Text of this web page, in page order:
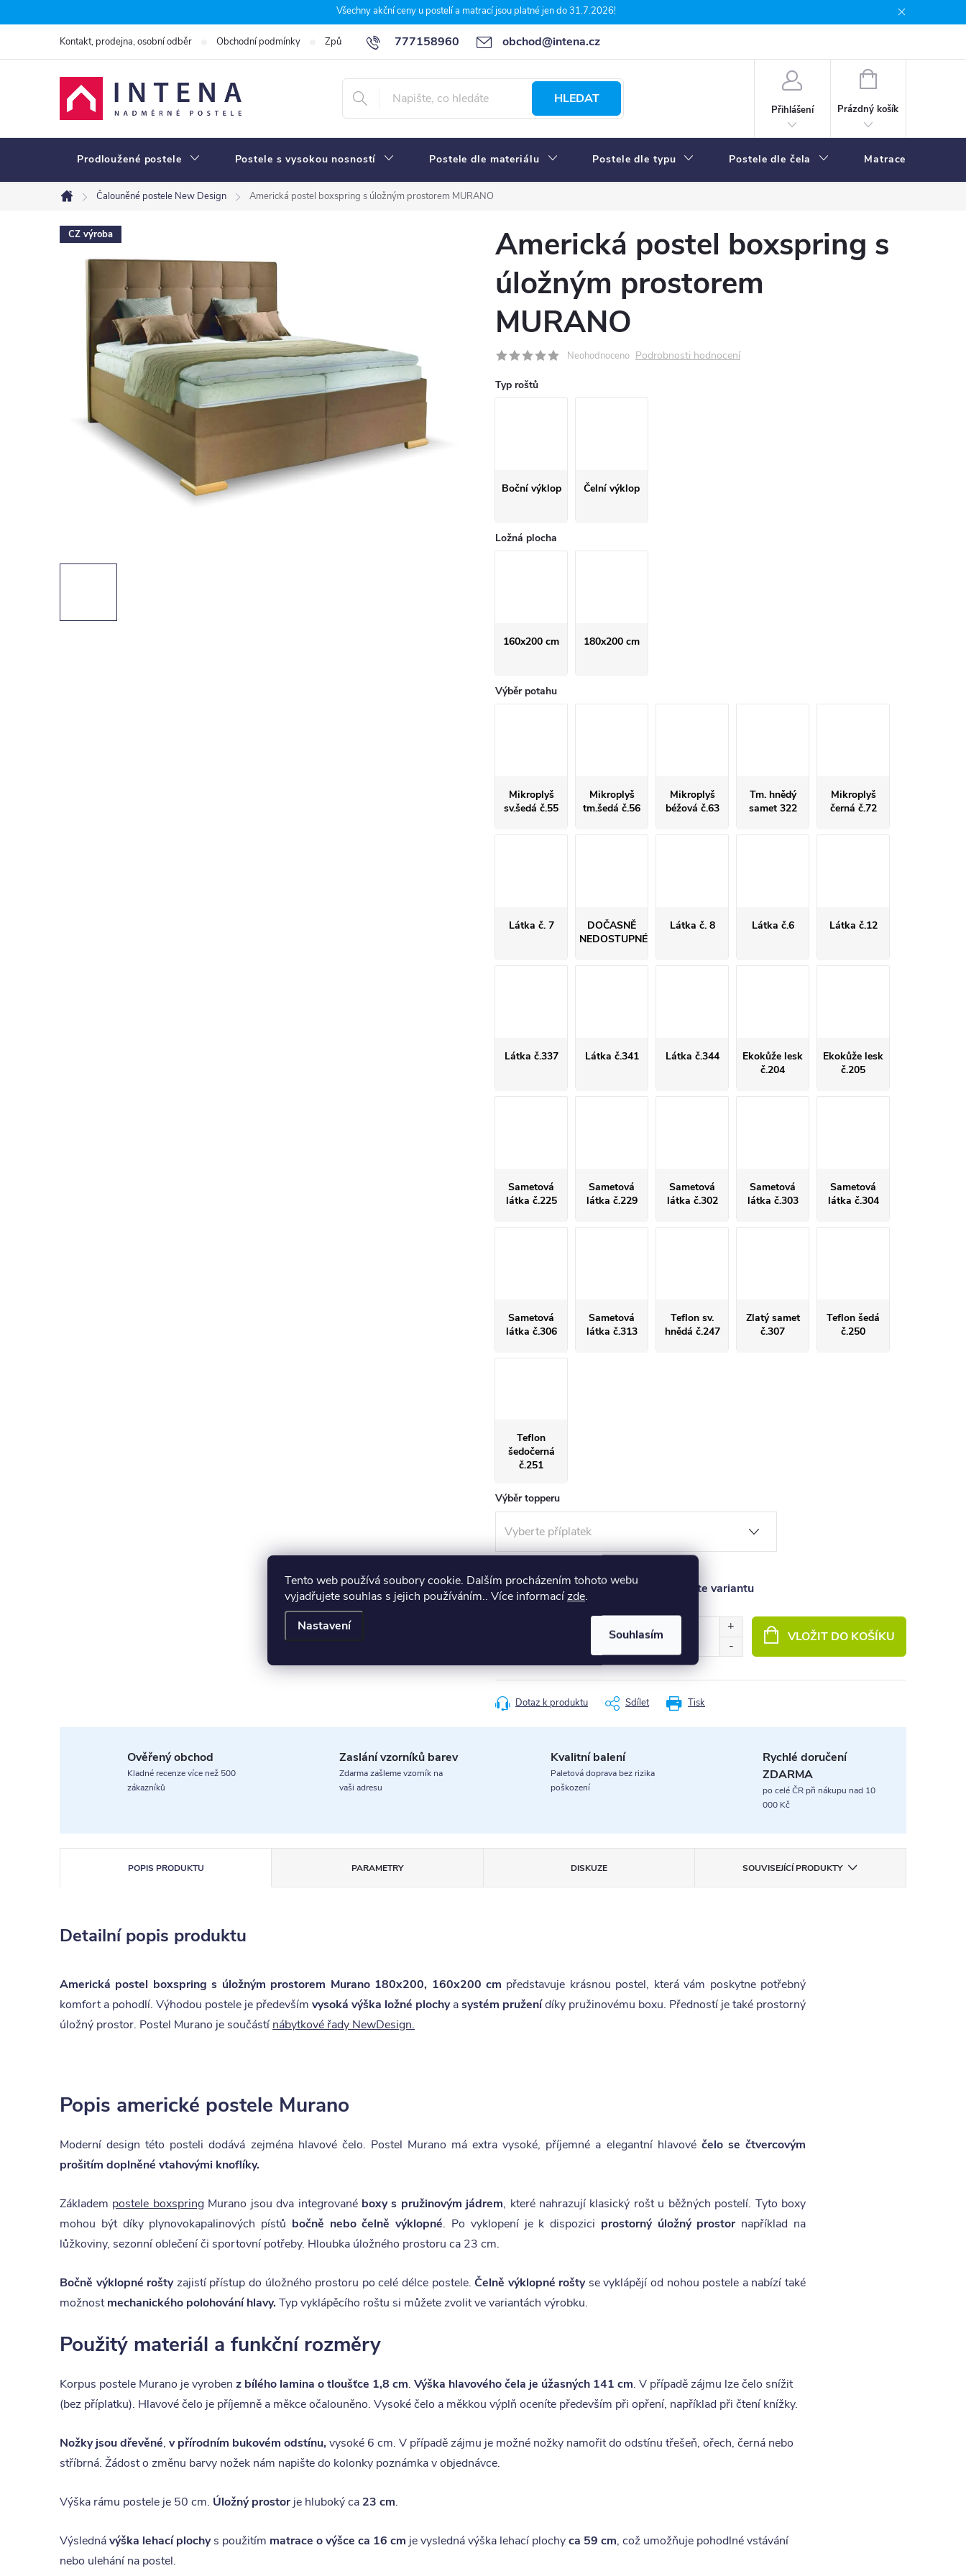
Tento web používá soubory cookie. Dalším procházením tohoto webu
vyjadřujete souhlas s jejich používáním.. Více informacízde.
Nastavení
Souhlasím
na
Všechny akční ceny u postelí a matrací jsou platné jen do 31.7.2026!
777158960 obchod@intena.cz
Kontakt, prodejna, osobní odběr Obchodní podmínky Způsoby a ceny dopravy 7 důvodů, proč nakupit u Intena nábytek
HLEDAT
Přihlášení
NÁKUPNÍ
Prázdný košík
Prodloužené postele Postele s vysokou nosností Postele dle materiálu Postele dle typu Postele dle čela Matrace
Domů
Čalouněné postele New Design Americká postel boxspring s úložným prostorem MURANO
CZ výroba
Americká postel boxspring s
úložným prostorem
MURANO
Neohodnoceno Podrobnosti hodnocení
Typ roštů
Boční výklop Čelní výklop
Ložná plocha
160x200 cm 180x200 cm
Výběr potahu
Mikroplyš
sv.šedá č.55
Mikroplyš
tm.šedá č.56
Mikroplyš
béžová č.63
Tm. hnědý
samet 322
Mikroplyš
černá č.72
Látka č. 7
DOČASNĚ
NEDOSTUPNÉ
Látka č. 8 Látka č.6 Látka č.12
Látka č.337 Látka č.341 Látka č.344
Ekokůže lesk
č.204
Ekokůže lesk
č.205
Sametová
látka č.225
Sametová
látka č.229
Sametová
látka č.302
Sametová
látka č.303
Sametová
látka č.304
Sametová
látka č.306
Sametová
látka č.313
Teflon sv.
hnědá č.247
Zlatý samet
č.307
Teflon šedá
č.250
Teflon
šedočerná
č.251
Výběr topperu
Pro zobrazení termínu expedice vyberte variantu
20 590 Kč
cena:
VLOŽIT DO KOŠÍKU
Tisk
Dotaz k produktu Sdílet
Ověřený obchod
Kladné recenze více než 500
zákazníků
Zaslání vzorníků barev
Zdarma zašleme vzorník na
vaši adresu
Kvalitní balení
Paletová doprava bez rizika
poškození
Rychlé doručení
ZDARMA
po celé ČR při nákupu nad 10
000 Kč
POPIS PRODUKTU DISKUZE SOUVISEJÍCÍ PRODUKTY
PARAMETRY
Detailní popis produktu
Americká postel boxspring s úložným prostorem Murano 180x200, 160x200 cm představuje krásnou postel, která vám poskytne potřebný
komfort a pohodlí. Výhodou postele je především vysoká výška ložné plochyasystém pruženídíky pružinovému boxu. Předností je také prostorný
úložný prostor. Postel Murano je součástínábytkové řady NewDesign.
Popis americké postele Murano
Moderní design této posteli dodává zejména hlavové čelo. Postel Murano má extra vysoké, příjemné a elegantní hlavové čelo se čtvercovým
prošitím doplněné vtahovými knoflíky.
Základem postele boxspringMurano jsou dva integrované boxy s pružinovým jádrem, které nahrazují klasický rošt u běžných postelí. Tyto boxy
mohou být díky plynovokapalinových pístů bočně nebo čelně výklopné. Po vyklopení je k dispozici prostorný úložný prostor například na
lůžkoviny, sezonní oblečení či sportovní potřeby. Hloubka úložného prostoru ca 23 cm.
Bočně výklopné roštyzajistí přístup do úložného prostoru po celé délce postele.Čelně výklopné roštyse vyklápějí od nohou postele a nabízí také
možnostmechanického polohování hlavy.Typ vyklápěcího roštu si můžete zvolit ve variantách výrobku.
Použitý materiál a funkční rozměry
Korpus postele Murano je vyroben z bílého lamina o tloušťce 1,8 cm. Výška hlavového čela je úžasných 141 cm. V případě zájmu lze čelo snížit
(bez příplatku). Hlavové čelo je příjemně a měkce očalouněno. Vysoké čelo a měkkou výplň oceníte především při opření, například při čtení knížky.
Nožky jsou dřevěné, v přírodním bukovém odstínu,vysoké 6 cm. V případě zájmu je možné nožky namořit do odstínu třešeň, ořech, černá nebo
stříbrná. Žádost o změnu barvy nožek nám napište do kolonky poznámka v objednávce.
Výška rámu postele je 50 cm. Úložný prostorje hluboký ca 23 cm.
Výslednávýška lehací plochys použitím matrace o výšce ca 16 cm je vysledná výška lehací plochyca 59 cm, což umožňuje pohodlné vstávání
nebo ulehání na postel.